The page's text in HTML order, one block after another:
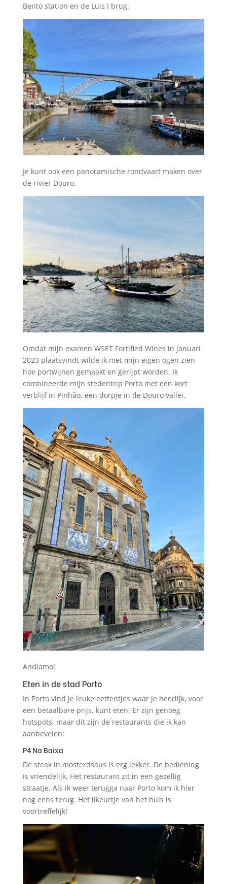
Bento station en de Luis I brug.
Je kunt ook een panoramische rondvaart maken over
de rivier Douro.
Omdat mijn examen WSET Fortified Wines in januari
2023 plaatsvindt wilde ik met mijn eigen ogen zien
hoe portwijnen gemaakt en gerijpt worden. Ik
combineerde mijn stedentrip Porto met een kort
verblijf in Pinhão, een dorpje in de Douro vallei.
Andiamo!
Eten in de stad Porto
In Porto vind je leuke eettentjes waar je heerlijk, voor
een betaalbare prijs, kunt eten. Er zijn genoeg
hotspots, maar dit zijn de restaurants die ik kan
aanbevelen:
P4 Na Baixa
De steak in mosterdsaus is erg lekker. De bediening
is vriendelijk. Het restaurant zit in een gezellig
straatje. Als ik weer terugga naar Porto kom ik hier
nog eens terug. Het likeurtje van het huis is
voortreffelijk!